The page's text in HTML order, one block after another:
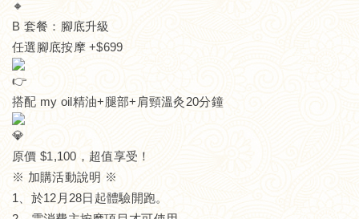
B 套餐：腳底升級
任選腳底按摩 +$699
搭配 my oil精油+腿部+肩頸溫灸20分鐘
原價 $1,100，超值享受！
※ 加購活動說明 ※
1、於12月28日起體驗開跑。